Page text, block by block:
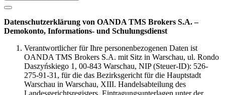
Datenschutzerklärung von OANDA TMS Brokers S.A. –
Demokonto, Informations- und Schulungsdienst
Verantwortlicher für Ihre personenbezogenen Daten ist
OANDA TMS Brokers S.A. mit Sitz in Warschau, ul. Rondo
Daszyńskiego 1, 00-843 Warschau, NIP (Steuer-ID): 526-
275-91-31, für die das Bezirksgericht für die Hauptstadt
Warschau in Warschau, XIII. Handelsabteilung des
Landesgerichtsregisters, Eintragungsunterlagen unter der